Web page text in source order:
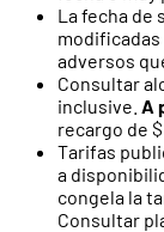
La fecha de
adversos
Consultar
inclusive. A
recargo de
Tarifas
a
congela la
Consultar